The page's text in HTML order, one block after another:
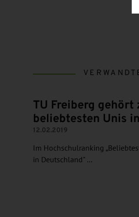
TU Freiberg gehört
beliebtesten Unis
12.02.2019
Im Hochschulranking
in Deutschland" …